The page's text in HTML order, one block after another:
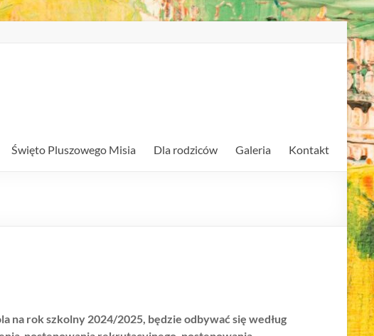
Święto Pluszowego Misia Dla rodziców Galeria Kontakt
rok szkolny 2024/2025, będzie odbywać się według